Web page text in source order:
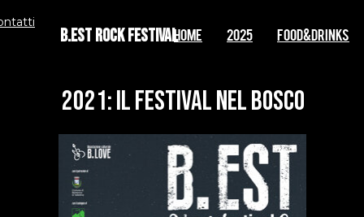
Home 2025 FOOD&DRINKS
B.EST Rock Festival
2021: Il festival nel bosco